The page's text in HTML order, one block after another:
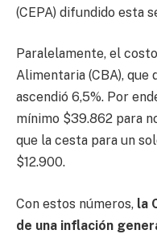
(CEPA) difundido esta
Paralelamente, el
Alimentaria (CBA), que
ascendió 6,5%. Por
mínimo $39.862 para
que la cesta para un
$12.900.
Con estos números, la
de una inflación